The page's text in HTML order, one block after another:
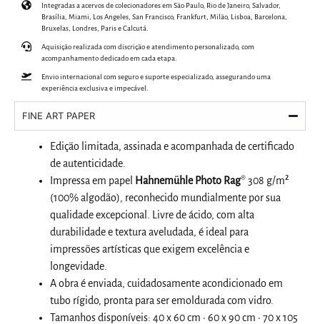
Integradas a acervos de colecionadores em São Paulo, Rio de Janeiro, Salvador,
Brasília, Miami, Los Angeles, San Francisco, Frankfurt, Milão, Lisboa, Barcelona,
Bruxelas, Londres, Paris e Calcutá.
Aquisição realizada com discrição e atendimento personalizado, com
acompanhamento dedicado em cada etapa.
Envio internacional com seguro e suporte especializado, assegurando uma
experiência exclusiva e impecável.
FINE ART PAPER
Edição limitada, assinada e acompanhada de certificado
de autenticidade.
Impressa em papel
Hahnemühle Photo Rag® 308 g/m²
(100% algodão), reconhecido mundialmente por sua
qualidade excepcional. Livre de ácido, com alta
durabilidade e textura aveludada, é ideal para
impressões artísticas que exigem excelência e
longevidade.
A obra é enviada, cuidadosamente acondicionado em
tubo rígido, pronta para ser emoldurada com vidro.
Tamanhos disponíveis: 40 x 60 cm · 60 x 90 cm · 70 x 105